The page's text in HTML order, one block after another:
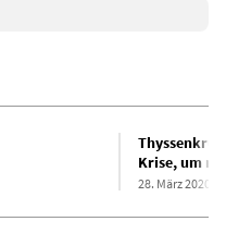
Krise, um
28. März 2020